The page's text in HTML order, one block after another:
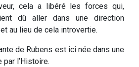
cela a libéré les forces qui,
dû aller dans une direction
au lieu de cela introvertie.
de Rubens est ici née dans une
l’Histoire.